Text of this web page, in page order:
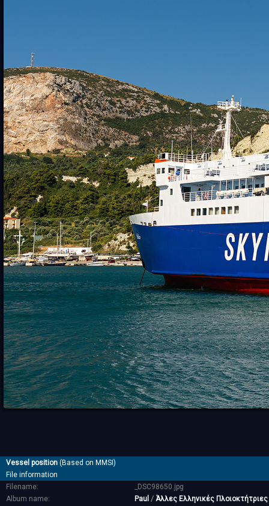
Vessel position (Based on MMSI)
File information
Filename:
_DSC98650.jpg
Album name:
Paul / Άλλες Ελληνικές Πλοιοκτήτριες